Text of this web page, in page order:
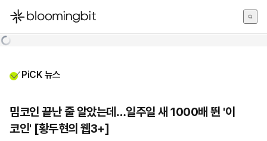
한국어
PiCK 뉴스
밈코인 끝난 줄 알았는데…일주일 새 1000배 뛴 '이
코인' [황두현의 웹3+]